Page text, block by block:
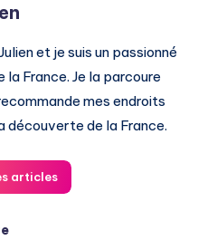
et je suis un passionné
France. Je la parcoure
mes endroits
découverte de la France.
articles